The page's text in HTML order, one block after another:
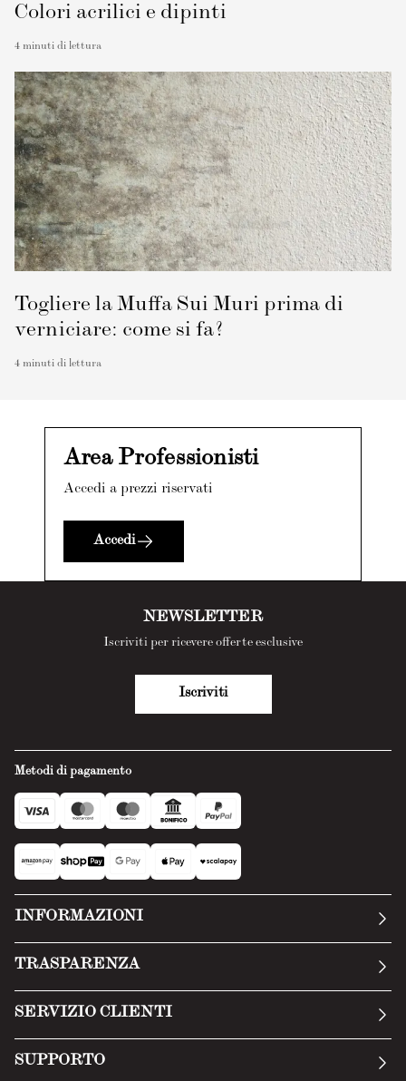
Colori acrilici e dipinti
4 minuti di lettura
Togliere la Muffa Sui Muri prima di
verniciare: come si fa?
4 minuti di lettura
Area Professionisti
Accedi a prezzi riservati
Accedi
Metodi di pagamento
INFORMAZIONI
TRASPARENZA
Privacy Policy
SERVIZIO CLIENTI
SUPPORTO
NEWSLETTER
Iscriviti per ricevere offerte esclusive
Iscriviti